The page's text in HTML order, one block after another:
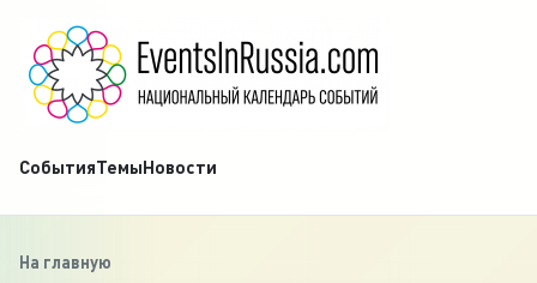
СобытияТемыНовости
На главную